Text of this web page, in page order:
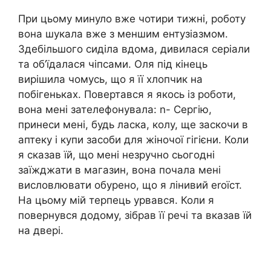
При цьому минуло вже чотири тижні, роботу
вона шукала вже з меншим ентузіазмом.
Здебільшого сиділа вдома, дивилася серіали
та об’їдалася чіпсами. Оля під кінець
вирішила чомусь, що я її хлопчик на
побігеньках. Повертався я якось із роботи,
вона мені зателефонувала: n- Сергію,
принеси мені, будь ласка, колу, ще заскочи в
аптеку і купи засоби для жіночої гігієни. Коли
я сказав їй, що мені незручно сьогодні
заїжджати в магазин, вона почала мені
висловлювати обурено, що я лінивий еrоїст.
На цьому мій терпець урвався. Коли я
повернувся додому, зібрав її речі та вказав їй
на двері.